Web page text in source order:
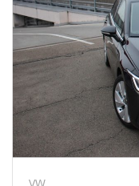
VW